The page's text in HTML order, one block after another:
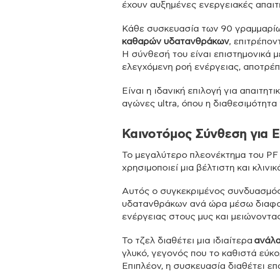
έχουν αυξημένες ενεργειακές
Κάθε συσκευασία των 90
καθαρών υδατανθράκων,
Η σύνθεσή του είναι
ελεγχόμενη ροή ενέργειας,
Είναι η ιδανική επιλογή για
αγώνες ultra, όπου η διαθεσιμότητα
Καινοτόμος Σύνθεση για
Το μεγαλύτερο πλεονέκτημα του PF
χρησιμοποιεί μια βέλτιστη και
Αυτός ο συγκεκριμένος
υδατανθράκων ανά ώρα μέσω
ενέργειας στους μυς και
Το τζελ διαθέτει μια ιδιαίτερα
γλυκό, γεγονός που το καθιστά
Επιπλέον, η συσκευασία διαθέτει